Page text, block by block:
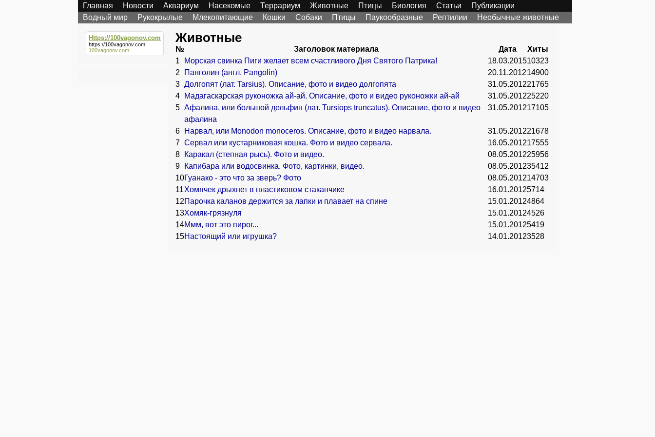
Главная Новости Аквариум Насекомые Террариум Животные Птицы Биология Статьи
Публикации
Водный мир
Рукокрылые Млекопитающие Кошки Собаки Птицы Паукообразные Рептилии Необычные животные
Https://100vagonov.com
https://100vagonov.com
100vagonov.com
Животные
№ Заголовок материала Дата
Хиты
1
Морская свинка Пиги желает всем счастливого Дня Святого Патрика! 18.03.201510323
2
Панголин (англ. Pangolin) 20.11.201214900
3 Долгопят (лат. Tarsius). Описание, фото и видео долгопята 31.05.201221765
4
Мадагаскарская руконожка ай-ай. Описание, фото и видео руконожки ай-ай 31.05.201225220
5 Афалина, или большой дельфин (лат. Tursiops truncatus). Описание, фото и видео
афалина
31.05.201217105
6 Нарвал, или Monodon monoceros. Описание, фото и видео нарвала. 31.05.201221678
7 Сервал или кустарниковая кошка. Фото и видео сервала. 16.05.201217555
8
Каракал (степная рысь). Фото и видео. 08.05.201225956
9
Капибара или водосвинка. Фото, картинки, видео. 08.05.201235412
10Гуанако - это что за зверь? Фото 08.05.201214703
11Хомячек дрыхнет в пластиковом стаканчике 16.01.20125714
12Парочка каланов держится за лапки и плавает на спине 15.01.20124864
13Хомяк-грязнуля 15.01.20124526
14Ммм, вот это пирог... 15.01.20125419
15Настоящий или игрушка? 14.01.20123528